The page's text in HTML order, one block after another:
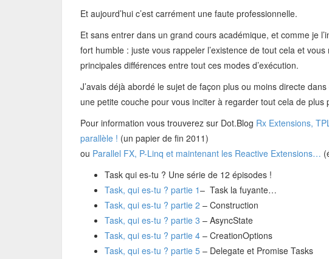
Et aujourd’hui c’est carrément une faute professionnelle.
Et sans entrer dans un grand cours académique, et comme je
fort humble : juste vous rappeler l’existence de tout cela et
principales différences entre tout ces modes d’exécution.
J’avais déjà abordé le sujet de façon plus ou moins directe
une petite couche pour vous inciter à regarder tout cela de plus
Pour information vous trouverez sur Dot.Blog Rx Extensions,
parallèle ! (un papier de fin 2011)
ou Parallel FX, P-Linq et maintenant les Reactive Extensions…
Task qui es-tu ? Une série de 12 épisodes !
Task, qui es-tu ? partie 1– Task la fuyante…
Task, qui es-tu ? partie 2 – Construction
Task, qui es-tu ? partie 3 – AsyncState
Task, qui es-tu ? partie 4 – CreationOptions
Task, qui es-tu ? partie 5 – Delegate et Promise Tasks